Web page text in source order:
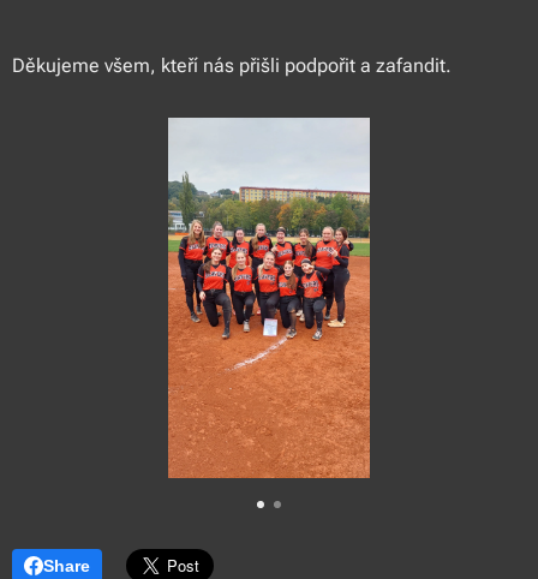
Děkujeme všem, kteří nás přišli podpořit a zafandit.
Share